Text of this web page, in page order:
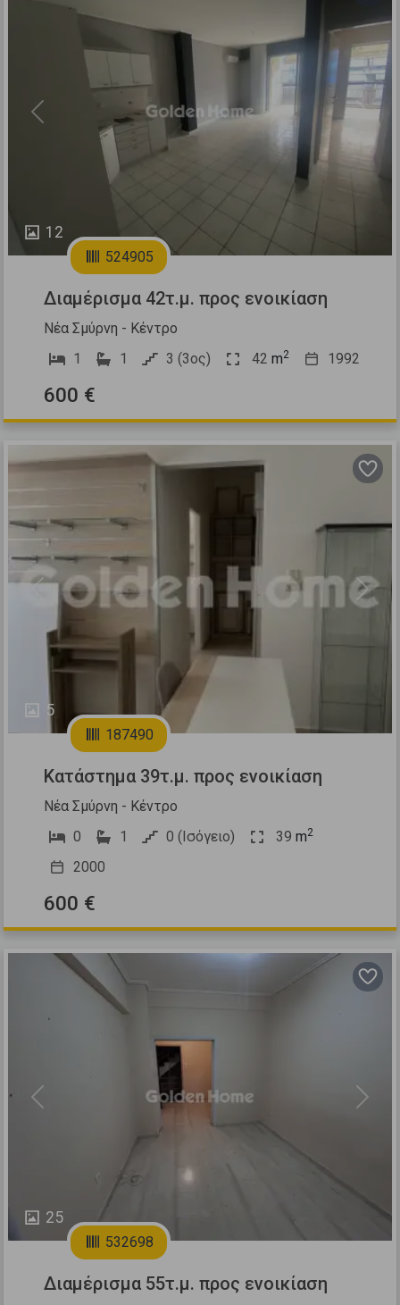
12
Previous Next
524905
Διαμέρισμα 42τ.μ. προς ενοικίαση
Νέα Σμύρνη - Κέντρο
1
1 3 (3ος) 42 m2 1992
600 €
5
Previous Next
187490
Κατάστημα 39τ.μ. προς ενοικίαση
Νέα Σμύρνη - Κέντρο
0
1 0 (Ισόγειο) 39 m2
2000
600 €
25
Previous Next
532698
Διαμέρισμα 55τ.μ. προς ενοικίαση